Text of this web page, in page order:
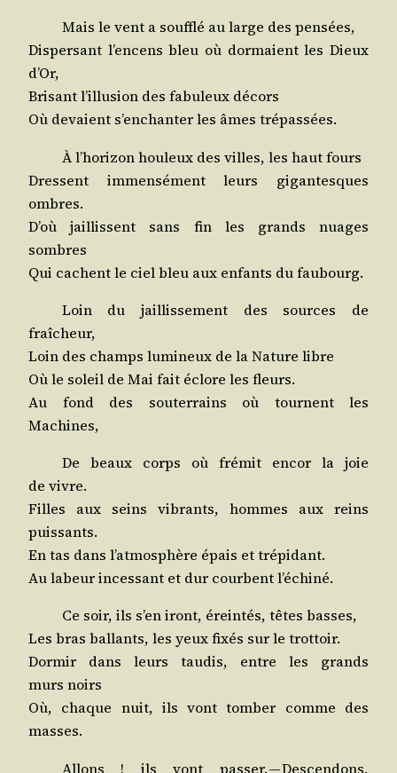
Mais le vent a souf­flé au large des pensées,
Dis­per­sant l’encens bleu où dor­maient les Dieux
d’Or,
Bri­sant l’illusion des fabu­leux décors
Où devaient s’enchanter les âmes trépassées.
À l’horizon hou­leux des villes, les haut fours
Dressent immen­sé­ment leurs gigan­tesques
ombres.
D’où jaillissent sans fin les grands nuages
sombres
Qui cachent le ciel bleu aux enfants du faubourg.
Loin du jaillis­se­ment des sources de
fraîcheur,
Loin des champs lumi­neux de la Nature libre
Où le soleil de Mai fait éclore les fleurs.
Au fond des sou­ter­rains où tournent les
Machines,
De beaux corps où fré­mit encor la joie
de vivre.
Filles aux seins vibrants, hommes aux reins
puissants.
En tas dans l’atmosphère épais et trépidant.
Au labeur inces­sant et dur courbent l’échiné.
Ce soir, ils s’en iront, érein­tés, têtes basses,
Les bras bal­lants, les yeux fixés sur le trottoir.
Dor­mir dans leurs tau­dis, entre les grands
murs noirs
Où, chaque nuit, ils vont tom­ber comme des
masses.
Allons ! ils vont pas­ser. — Des­cen­dons,